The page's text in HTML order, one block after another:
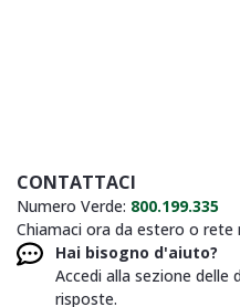
CONTATTACI
Numero Verde: 800.199.335
Chiamaci ora da estero o rete
Hai bisogno d'aiuto?
Accedi alla sezione
risposte.